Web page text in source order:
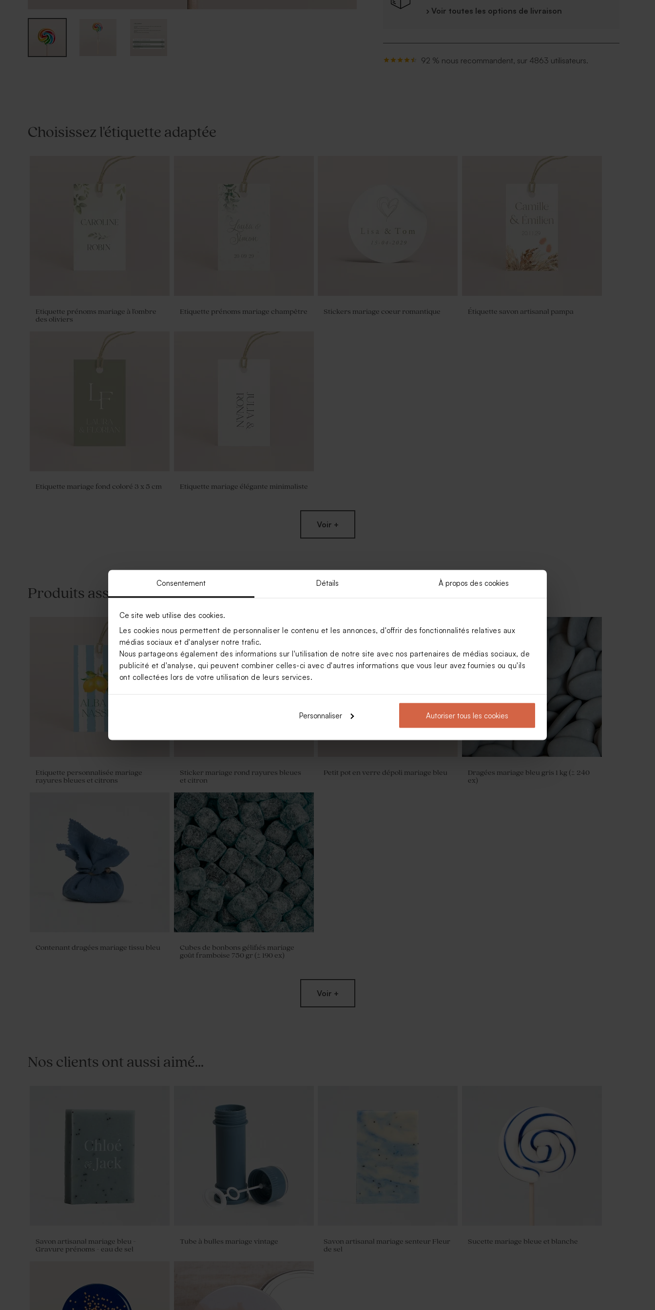
Consentement Détails À propos des cookies
Ce site web utilise des cookies.
Les cookies nous permettent de personnaliser le contenu et les annonces, d'offrir des fonctionnalités relatives aux
médias sociaux et d'analyser notre trafic.
Nous partageons également des informations sur l'utilisation de notre site avec nos partenaires de médias sociaux, de
publicité et d'analyse, qui peuvent combiner celles-ci avec d'autres informations que vous leur avez fournies ou qu'ils
ont collectées lors de votre utilisation de leurs services.
Personnaliser Autoriser tous les cookies
› Voir toutes les options de livraison
92 % nous recommandent, sur 4863 utilisateurs.
Choisissez l'étiquette adaptée
Etiquette prénoms mariage à l'ombre
des oliviers
Etiquette prénoms mariage champêtre Stickers mariage coeur romantique Étiquette savon artisanal pampa
Etiquette mariage fond coloré 3 x 5 cm Etiquette mariage élégante minimaliste
Etiquette mariage terracotta et dorure Etiquette personnalisée jolies rayures
Sticker autocollant mariage thème
Etiquette mariage fleurs estivales
Etiquette personnalisée mariage
rayures bleues et citrons
Étiquette mariage couronne de fleurs
hivernales
Voir +
Produits associés
Etiquette personnalisée mariage
rayures bleues et citrons
Sticker mariage rond rayures bleues
et citron
Petit pot en verre dépoli mariage bleu
Dragées mariage bleu gris 1 kg (± 240
ex)
Contenant dragées mariage tissu bleu
Cubes de bonbons gélifiés mariage
goût framboise 750 gr (± 190 ex)
Dragées mariage bleu nuit 1 kg (± 240
Voir +
Nos clients ont aussi aimé...
Savon artisanal mariage bleu -
Gravure prénoms - eau de sel
Tube à bulles mariage vintage
Savon artisanal mariage senteur Fleur
de sel
Sucette mariage bleue et blanche